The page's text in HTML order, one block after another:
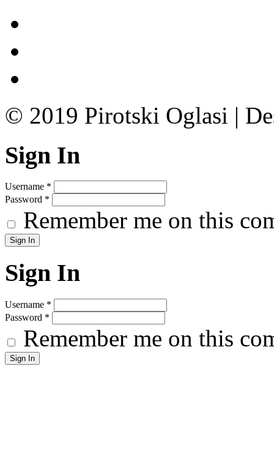
© 2019 Pirotski Oglasi |
Sign In
Username *
Password *
Remember me on this
Sign In
Username *
Password *
Remember me on this